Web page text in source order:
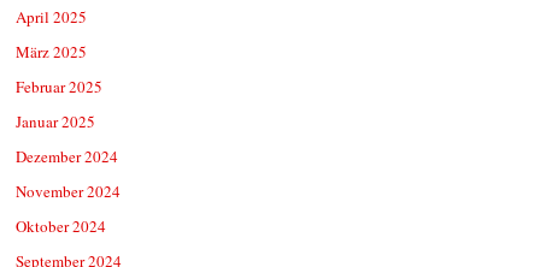
April 2025
März 2025
Februar 2025
Januar 2025
Dezember 2024
November 2024
Oktober 2024
September 2024